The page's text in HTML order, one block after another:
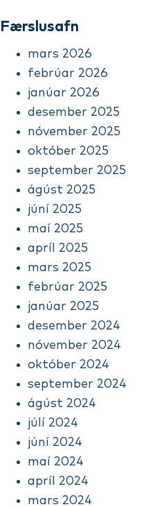
Færslusafn
mars 2026
febrúar 2026
janúar 2026
desember 2025
nóvember 2025
október 2025
september 2025
ágúst 2025
júní 2025
maí 2025
apríl 2025
mars 2025
febrúar 2025
janúar 2025
desember 2024
nóvember 2024
október 2024
september 2024
ágúst 2024
júlí 2024
júní 2024
maí 2024
apríl 2024
mars 2024